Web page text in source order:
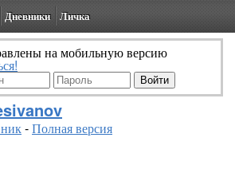
Дневники Личка
на мобильную версию
-Полная версия